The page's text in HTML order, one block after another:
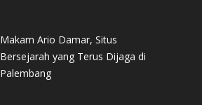
Makam Ario Damar, Situs
Bersejarah yang Terus Dijaga di
Palembang